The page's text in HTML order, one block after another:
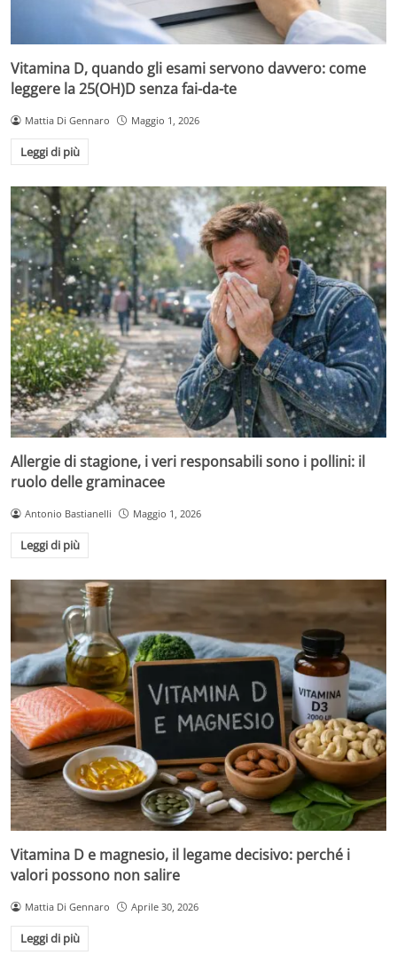
Vitamina D, quando gli esami servono davvero: come
leggere la 25(OH)D senza fai-da-te
Mattia Di Gennaro Maggio 1, 2026
Leggi di più
Allergie di stagione, i veri responsabili sono i pollini: il
ruolo delle graminacee
Antonio Bastianelli Maggio 1, 2026
Leggi di più
Vitamina D e magnesio, il legame decisivo: perché i
valori possono non salire
Mattia Di Gennaro Aprile 30, 2026
Leggi di più